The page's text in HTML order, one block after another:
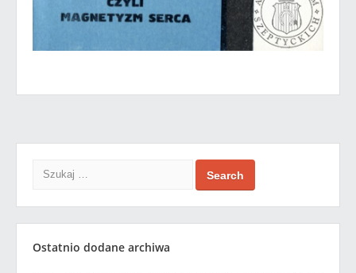
Search
Ostatnio dodane archiwa